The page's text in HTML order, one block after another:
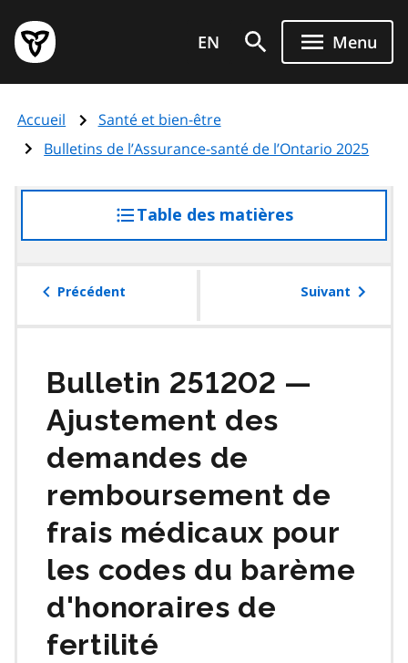
au
contenu
principal
Page
d'accueil
de
l'Ontario
EN Menu
Accueil
Santé et bien-être
Bulletins de l’Assurance-santé de l’Ontario 2025
Table des matières
à
table
Précédent Suivant
Bulletin 251202 —
Ajustement des
demandes de
remboursement de
frais médicaux pour
les codes du barème
d'honoraires de
fertilité